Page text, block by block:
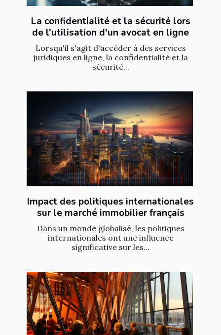
La confidentialité et la sécurité lors
de l'utilisation d'un avocat en ligne
Lorsqu'il s'agit d'accéder à des services
juridiques en ligne, la confidentialité et la
sécurité...
Impact des politiques internationales
sur le marché immobilier français
Dans un monde globalisé, les politiques
internationales ont une influence
significative sur les...